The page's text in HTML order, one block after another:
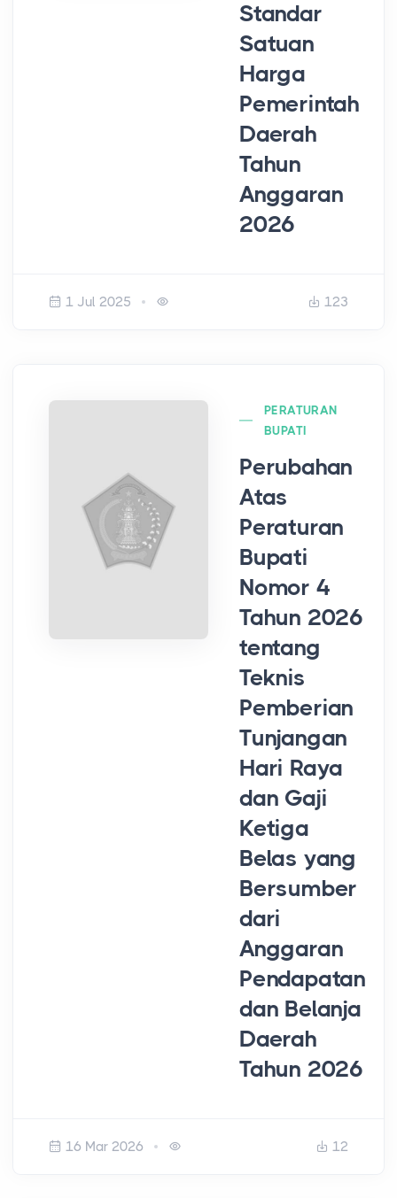
Standar
Satuan
Harga
Pemerintah
Daerah
Tahun
Anggaran
2026
1 Jul 2025 123
PERATURAN
BUPATI
Perubahan
Atas
Peraturan
Bupati
Nomor 4
Tahun 2026
tentang
Teknis
Pemberian
Tunjangan
Hari Raya
dan Gaji
Ketiga
Belas yang
Bersumber
dari
Anggaran
Pendapatan
dan Belanja
Daerah
Tahun 2026
16 Mar 2026 12